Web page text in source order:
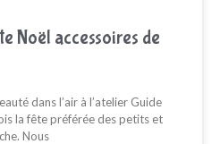
Noël accessoires de
dans l’air à l’atelier Guide
la fête préférée des petits et
Nous